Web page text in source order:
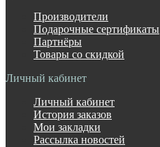
Производители
Подарочные сертификаты
Партнёры
Товары со скидкой
Личный кабинет
Личный кабинет
История заказов
Мои закладки
Рассылка новостей